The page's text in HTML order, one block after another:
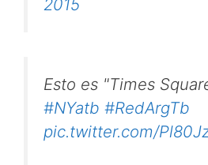
2015
Esto es "Times
#NYatb #RedArgTb
pic.twitter.com/